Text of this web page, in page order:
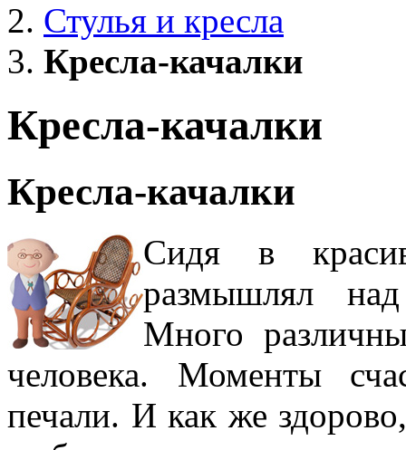
Стулья и кресла
Кресла-качалки
Кресла-качалки
Кресла-качалки
Сидя в
размышлял
Много
человека. Моменты
печали. И как же